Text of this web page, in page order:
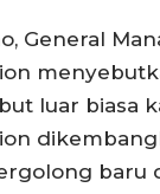
General
luar biasa
baru